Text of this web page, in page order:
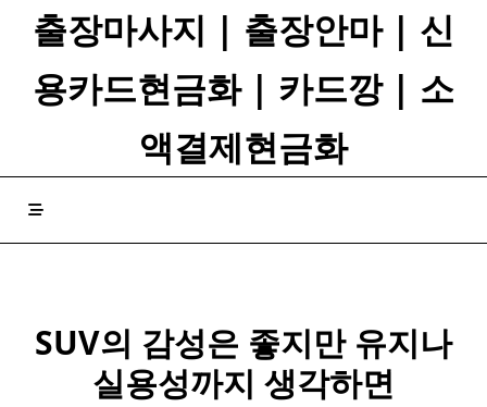
출장마사지 | 출장안마 | 신
용카드현금화 | 카드깡 | 소
액결제현금화
SUV의 감성은 좋지만 유지나
실용성까지 생각하면